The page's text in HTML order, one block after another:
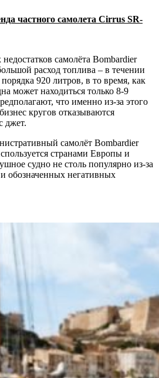
частного самолета Cirrus SR-
самолёта Bombardier
расход топлива – в течении
порядка 920 литров, в то время, как
может находиться только 8-9
что именно из-за этого
кругов отказываются
джет.
самолёт Bombardier
странами Европы и
судно не столь популярно из-за
обозначенных негативных